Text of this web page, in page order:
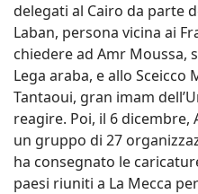
delegati al Cairo da parte
Laban, persona vicina ai
chiedere ad Amr Moussa,
Lega araba, e allo Sceicco
Tantaoui, gran imam
reagire. Poi, il 6
un gruppo di 27
ha consegnato le
paesi riuniti a La Mecca